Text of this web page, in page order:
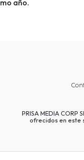
año.
PRISA MEDIA
ofrecidos en este